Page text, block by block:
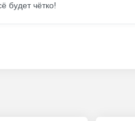
будет чётко!